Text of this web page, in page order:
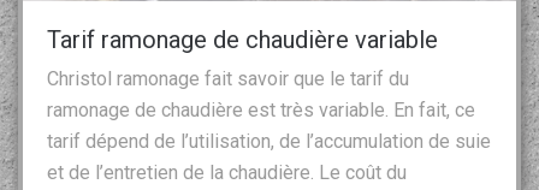
Tarif ramonage de chaudière variable
Christol ramonage fait savoir que le tarif du
ramonage de chaudière est très variable. En fait, ce
tarif dépend de l’utilisation, de l’accumulation de suie
et de l’entretien de la chaudière. Le coût du